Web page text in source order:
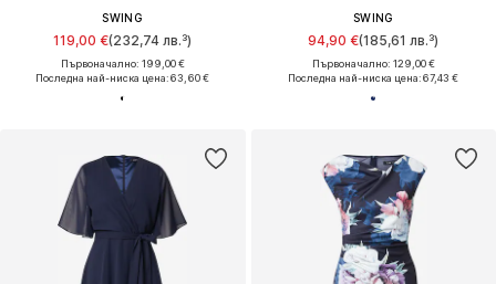
SWING
119,00 €(232,74 лв.³)
Първоначално: 199,00 €
Последна най-ниска цена:63,60 €
SWING
94,90 €(185,61 лв.³)
Първоначално: 129,00 €
Последна най-ниска цена:67,43 €